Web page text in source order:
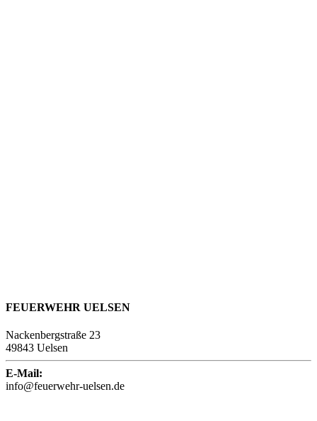
FEUERWEHR UELSEN
Nackenbergstraße 23
49843 Uelsen
E-Mail:
info@feuerwehr-uelsen.de